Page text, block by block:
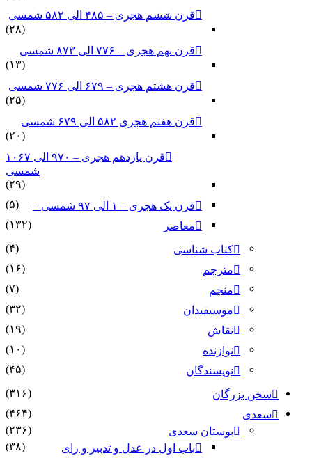
قرن ششم هجری – ۴۸۵ الی ۵۸۲ شمسی
(۲۸)
قرن نهم هجری – ۷۷۶ الی ۸۷۳ شمسی
(۱۳)
قرن هشتم هجری – ۶۷۹ الی ۷۷۶ شمسی
(۲۵)
قرن هفتم هجری ۵۸۲ الی ۶۷۹ شمسی
(۲۰)
قرن یازدهم هجری – ۹۷۰ الی ۱۰۶۷
شمسی
(۲۹)
قرن یک هجری – ۱ الی ۹۷ شمسی –
(۵)
معاصر
(۱۳۲)
کتاب شناسی
(۴)
مترجم
(۱۶)
منجم
(۷)
موسیقیدان
(۳۲)
نقاش
(۱۹)
نوازنده
(۱۰)
نویسندگان
(۴۵)
سخن بزرگان
(۳۱۶)
سعدی
(۴۶۴)
بوستان سعدی
(۲۳۶)
باب اول در عدل و تدبیر و رای
(۳۸)